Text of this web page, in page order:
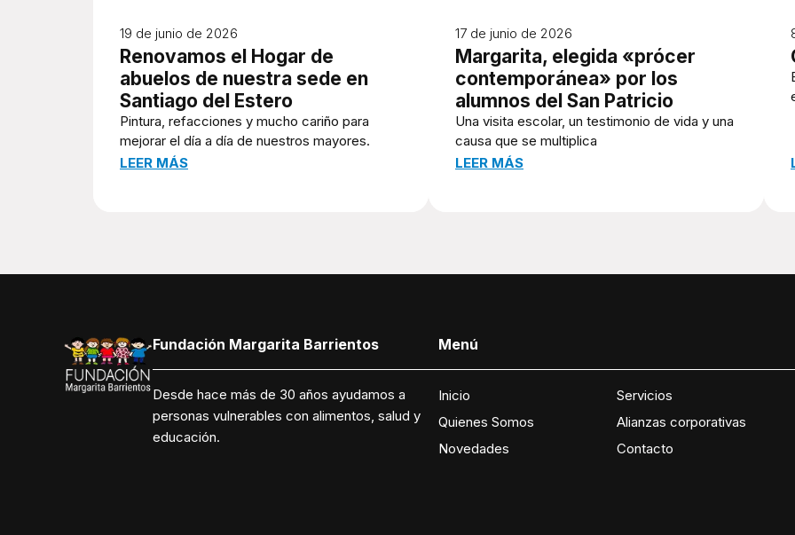
19 de junio de 2026
Renovamos el Hogar de
abuelos de nuestra sede en
Santiago del Estero
Pintura, refacciones y mucho cariño para
mejorar el día a día de nuestros mayores.
LEER MÁS
17 de junio de 2026
Margarita, elegida «prócer
contemporánea» por los
alumnos del San Patricio
Una visita escolar, un testimonio de vida y una
causa que se multiplica
LEER MÁS
Fundación Margarita Barrientos
Desde hace más de 30 años ayudamos a
personas vulnerables con alimentos, salud y
educación.
Menú
Inicio
Quienes Somos
Novedades
Servicios
Alianzas corporativas
Contacto